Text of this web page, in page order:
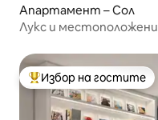
Апартамент – Сол
Лукс и
Най-популярен избор
Избор на гостите